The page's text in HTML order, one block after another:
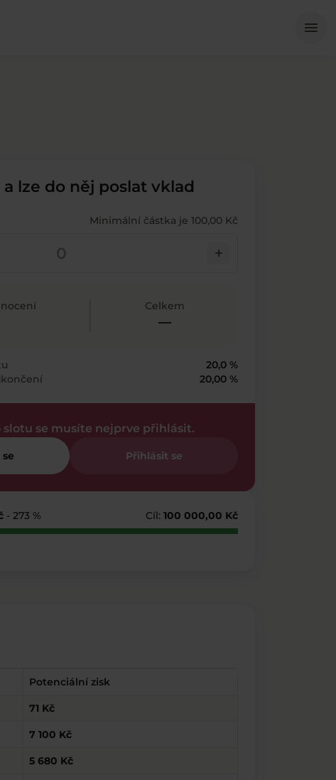
menu
lze do něj poslat vklad
Minimální částka je 100,00 Kč
add
Celkem
—
20,0 %
20,00 %
slotu se musíte nejprve přihlásit.
Přihlásit se
- 273 % Cíl: 100 000,00 Kč
Potenciální zisk
71 Kč
7 100 Kč
5 680 Kč